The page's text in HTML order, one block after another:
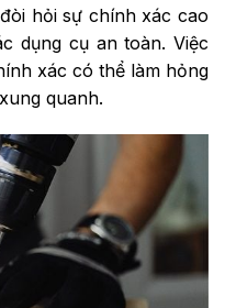
hỏi sự chính xác cao
dụng cụ an toàn. Việc
xác có thể làm hỏng
quanh.